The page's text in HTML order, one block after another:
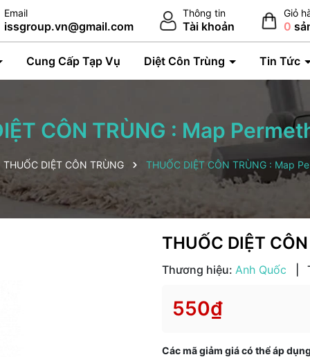
Email
issgroup.vn@gmail.com
Thông tin
Tài khoản
Giỏ
0
Cung Cấp Tạp Vụ Diệt Côn Trùng Tin Tức
CÔN TRÙNG : Map
THUỐC DIỆT CÔN TRÙNG THUỐC DIỆT CÔN TRÙNG : Map
THUỐC DIỆT
Thương hiệu: Anh Quốc
550₫
Các mã giảm giá có thể áp